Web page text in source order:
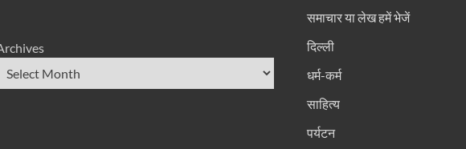
समाचार या लेख हमें भेजें
दिल्ली
धर्म-कर्म
साहित्य
पर्यटन